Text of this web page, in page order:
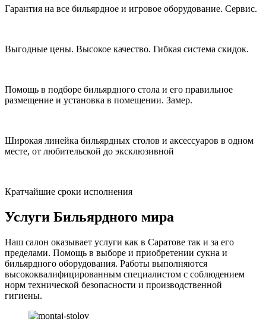
Гарантия на все бильярдное и игровое оборудование. Сервис.​
Выгодные цены. Высокое качество. Гибкая система скидок.​
Помощь в подборе бильярдного стола и его правильное
размещение и установка в помещении. Замер.​
Широкая линейка бильярдных столов и аксессуаров в одном
месте, от любительской до эксклюзивной
Кратчайшие сроки исполнения
Услуги Бильярдного мира
Наш салон оказывает услуги как в Саратове так и за его
пределами. Помощь в выборе и приобретении сукна и
бильярдного оборудования. Работы выполняются
высококвалифицированным специалистом с соблюдением
норм технической безопасности и производственной
гигиены.